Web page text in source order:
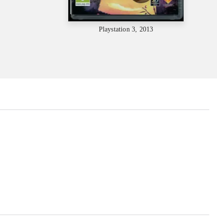
Playstation 3, 2013